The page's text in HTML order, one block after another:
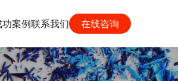
功案例联系我们 在线咨询